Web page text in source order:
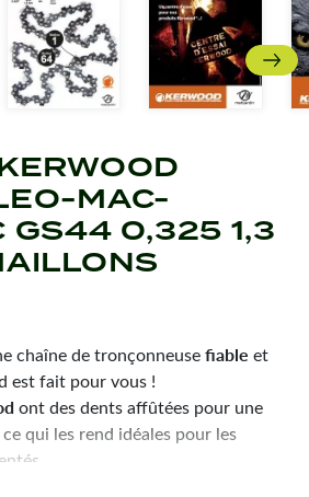
MAC-
GS44 0,325 1,3
chaîne de tronçonneusefiable et
est fait pour vous !
ont des dents affûtées pour une
ce qui les rend idéales pour les